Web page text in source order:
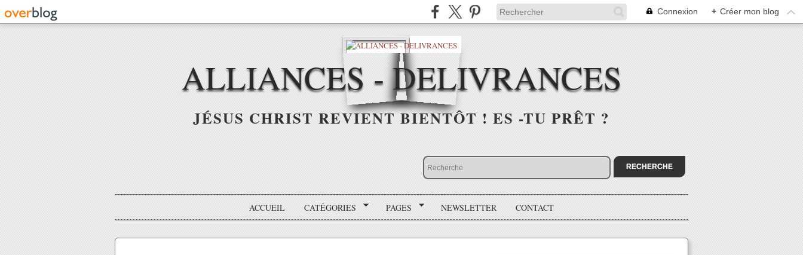
Connexion + Créer mon blog
ALLIANCES - DELIVRANCES
JÉSUS CHRIST REVIENT BIENTÔT ! ES -TU PRÊT ?
ACCUEIL CATÉGORIES PAGES NEWSLETTER CONTACT